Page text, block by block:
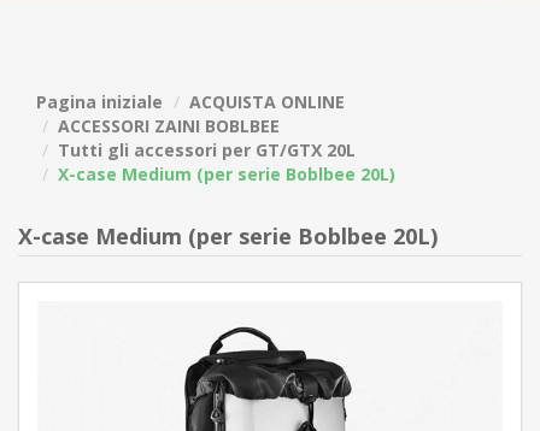
Pagina iniziale
ACQUISTA ONLINE
ACCESSORI ZAINI BOBLBEE
Tutti gli accessori per GT/GTX 20L
X-case Medium (per serie Boblbee 20L)
X-case Medium (per serie Boblbee 20L)